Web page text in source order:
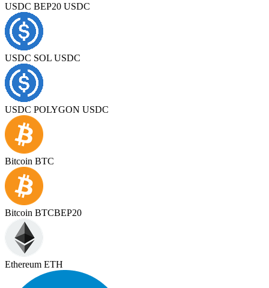
USDC BEP20 USDC
USDC SOL USDC
USDC POLYGON USDC
Bitcoin BTC
Bitcoin BTCBEP20
Ethereum ETH